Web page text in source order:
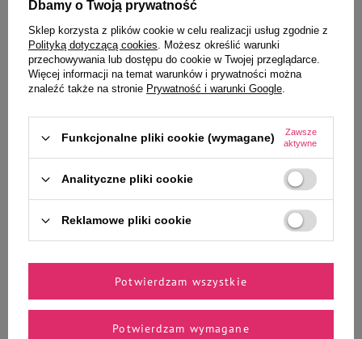
Ciebie i Twojego czworonoga
Mokra karma dla psów junior
Premium bogata w żołądki
4,11 zł 41,10 zł / kg
- +
Mokra karma dla psów junior
Premium bogata w serca z indyka
z wątróbką z gęsi 100 g
4,11 zł 41,10 zł / kg
- +
Dbamy o Twoją prywatność
Sklep korzysta z plików cookie w celu realizacji usług zgodnie z
Polityką dotyczącą cookies. Możesz określić warunki
przechowywania lub dostępu do cookie w Twojej przeglądarce.
Więcej informacji na temat warunków i prywatności można
znaleźć także na stronie Prywatność i warunki Google.
Funkcjonalne pliki cookie (wymagane)
Zawsze
aktywne
Analityczne pliki cookie
Reklamowe pliki cookie
Potwierdzam wymagane
Potwierdzam wszystkie